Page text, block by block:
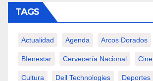
TAGS
Actualidad Agenda Arcos Dorados
BIenestar Cervecería Nacional Cine
Cultura Dell Technologies Deportes